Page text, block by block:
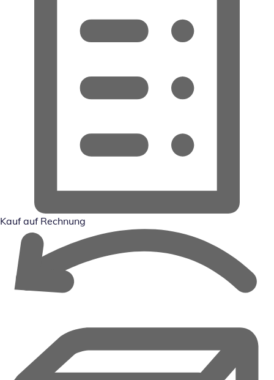
Kauf auf Rechnung